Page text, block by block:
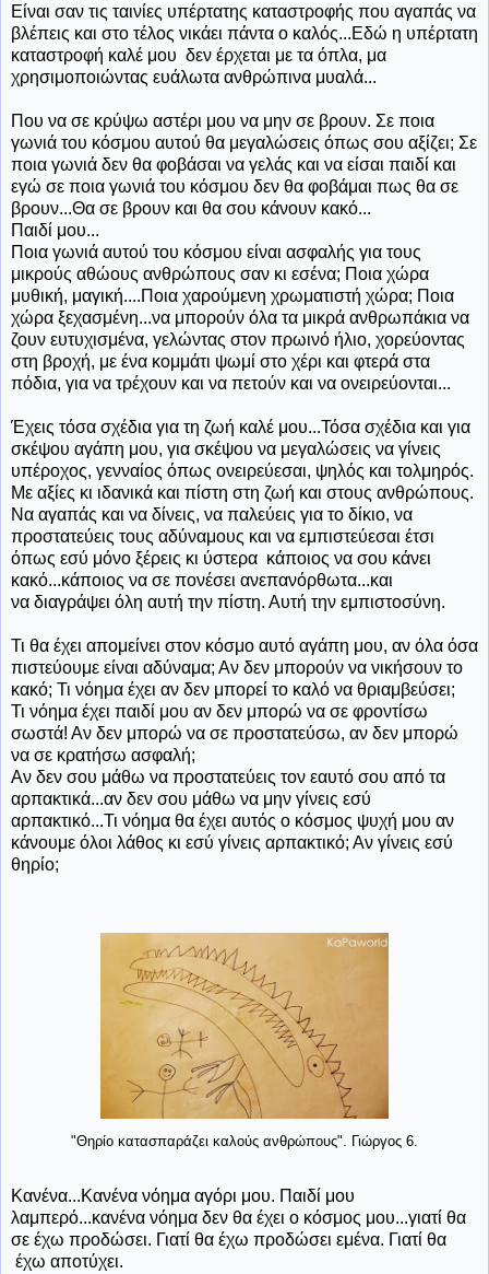
Είναι σαν τις ταινίες υπέρτατης καταστροφής που αγαπάς να
βλέπεις και στο τέλος νικάει πάντα ο καλός...Εδώ η υπέρτατη
καταστροφή καλέ μου δεν έρχεται με τα όπλα, μα
χρησιμοποιώντας ευάλωτα ανθρώπινα μυαλά...
Που να σε κρύψω αστέρι μου να μην σε βρουν. Σε ποια
γωνιά του κόσμου αυτού θα μεγαλώσεις όπως σου αξίζει; Σε
ποια γωνιά δεν θα φοβάσαι να γελάς και να είσαι παιδί και
εγώ σε ποια γωνιά του κόσμου δεν θα φοβάμαι πως θα σε
βρουν...Θα σε βρουν και θα σου κάνουν κακό...
Παιδί μου...
Ποια γωνιά αυτού του κόσμου είναι ασφαλής για τους
μικρούς αθώους ανθρώπους σαν κι εσένα; Ποια χώρα
μυθική, μαγική....Ποια χαρούμενη χρωματιστή χώρα; Ποια
χώρα ξεχασμένη...να μπορούν όλα τα μικρά ανθρωπάκια να
ζουν ευτυχισμένα, γελώντας στον πρωινό ήλιο, χορεύοντας
στη βροχή, με ένα κομμάτι ψωμί στο χέρι και φτερά στα
πόδια, για να τρέχουν και να πετούν και να ονειρεύονται...
Έχεις τόσα σχέδια για τη ζωή καλέ μου...Τόσα σχέδια και για
σκέψου αγάπη μου, για σκέψου να μεγαλώσεις να γίνεις
υπέροχος, γενναίος όπως ονειρεύεσαι, ψηλός και τολμηρός.
Με αξίες κι ιδανικά και πίστη στη ζωή και στους ανθρώπους.
Να αγαπάς και να δίνεις, να παλεύεις για το δίκιο, να
προστατεύεις τους αδύναμους και να εμπιστεύεσαι έτσι
όπως εσύ μόνο ξέρεις κι ύστερα κάποιος να σου κάνει
κακό...κάποιος να σε πονέσει ανεπανόρθωτα...και
να διαγράψει όλη αυτή την πίστη. Αυτή την εμπιστοσύνη.
Τι θα έχει απομείνει στον κόσμο αυτό αγάπη μου, αν όλα όσα
πιστεύουμε είναι αδύναμα; Αν δεν μπορούν να νικήσουν το
κακό; Τι νόημα έχει αν δεν μπορεί το καλό να θριαμβεύσει;
Τι νόημα έχει παιδί μου αν δεν μπορώ να σε φροντίσω
σωστά! Αν δεν μπορώ να σε προστατεύσω, αν δεν μπορώ
να σε κρατήσω ασφαλή;
Αν δεν σου μάθω να προστατεύεις τον εαυτό σου από τα
αρπακτικά...αν δεν σου μάθω να μην γίνεις εσύ
αρπακτικό...Τι νόημα θα έχει αυτός ο κόσμος ψυχή μου αν
κάνουμε όλοι λάθος κι εσύ γίνεις αρπακτικό; Αν γίνεις εσύ
θηρίο;
"Θηρίο κατασπαράζει καλούς ανθρώπους". Γιώργος 6.
Κανένα...Κανένα νόημα αγόρι μου. Παιδί μου
λαμπερό...κανένα νόημα δεν θα έχει ο κόσμος μου...γιατί θα
σε έχω προδώσει. Γιατί θα έχω προδώσει εμένα. Γιατί θα
έχω αποτύχει.